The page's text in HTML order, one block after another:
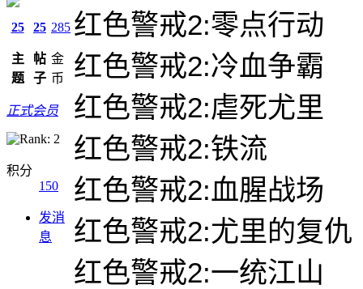
25
主
题
25
帖
子
285
金
币
正式会员
积分
150
发消
息
红色警戒2:零点行动
红色警戒2:冷血争霸
红色警戒2:虐死尤里
红色警戒2:铁流
红色警戒2:血腥战场
红色警戒2:尤里的复仇
红色警戒2:一统江山